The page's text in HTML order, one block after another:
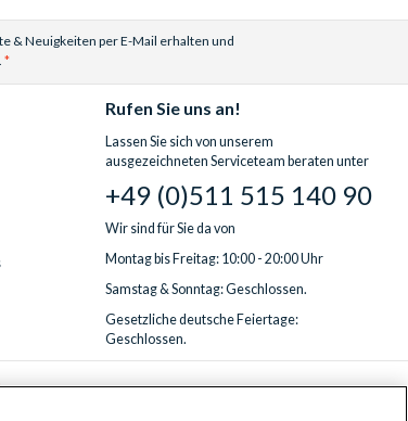
& Neuigkeiten per E-Mail erhalten und
Rufen Sie uns an!
Lassen Sie sich von unserem
ausgezeichneten Serviceteam beraten unter
+49 (0)511 515 140 90
Wir sind für Sie da von
Montag bis Freitag: 10:00 - 20:00 Uhr
Samstag & Sonntag: Geschlossen.
Gesetzliche deutsche Feiertage:
Geschlossen.